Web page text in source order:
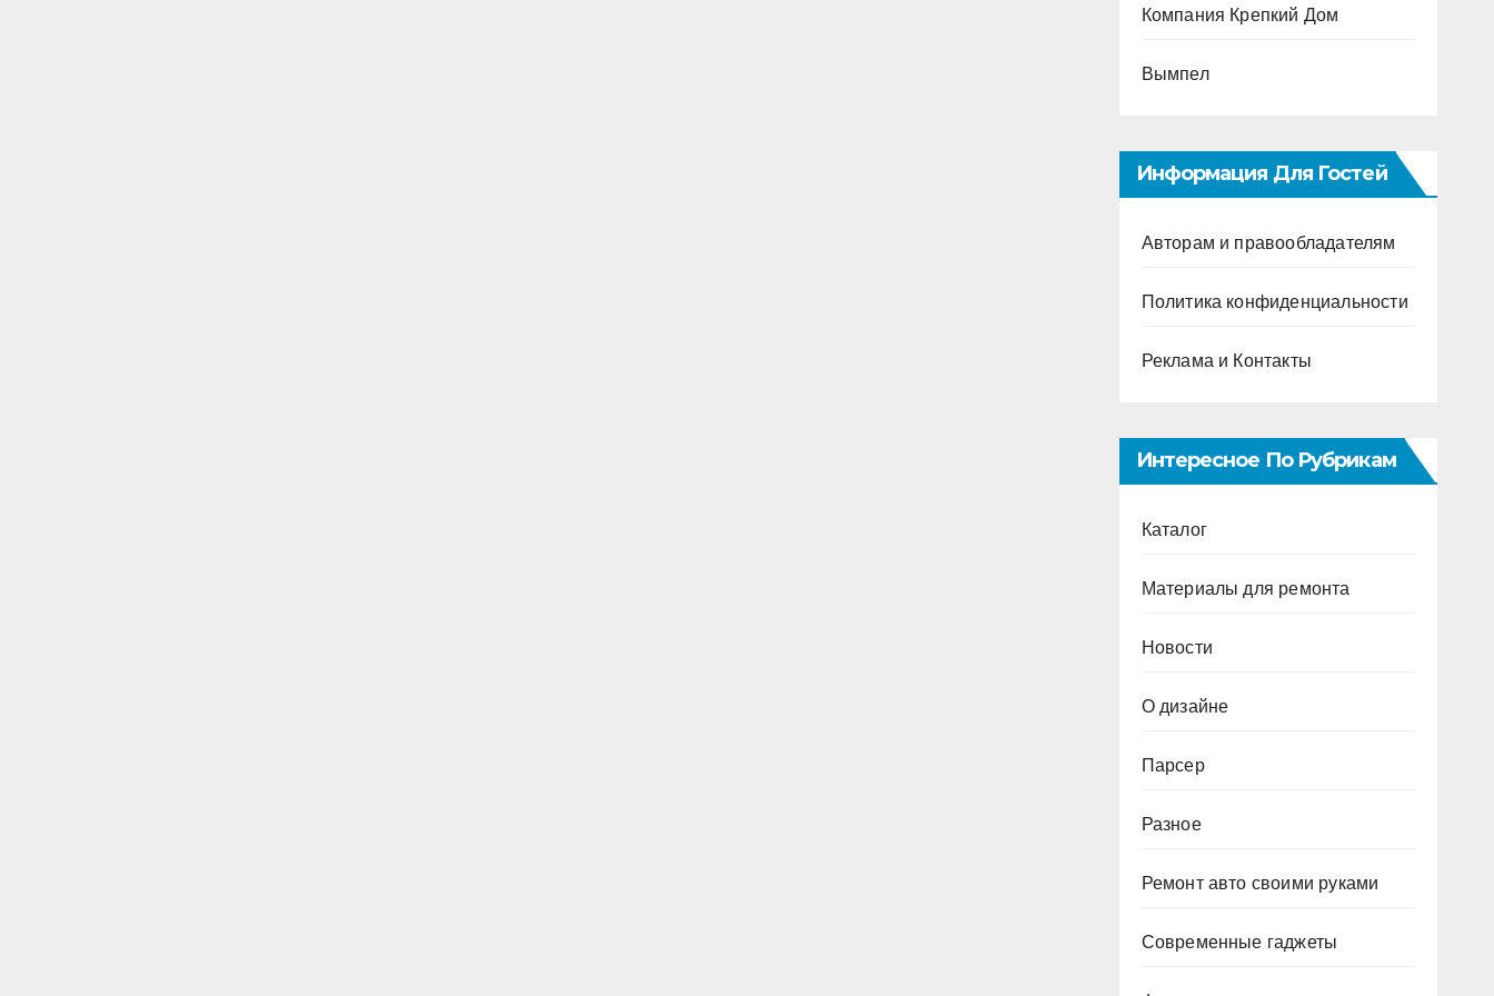
Компания Крепкий Дом
Вымпел
Информация Для Гостей
Авторам и правообладателям
Политика конфиденциальности
Реклама и Контакты
Интересное По Рубрикам
Каталог
Материалы для ремонта
Новости
О дизайне
Парсер
Разное
Ремонт авто своими руками
Современные гаджеты